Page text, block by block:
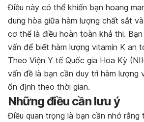
Điều này có thể khiến bạn hoang
dung hòa giữa hàm lượng chất sắt
cơ thể là điều hoàn toàn khả thi.
vấn để biết hàm lượng vitamin K an
Theo Viện Y tế Quốc gia Hoa Kỳ
vấn đề là bạn cần duy trì hàm lượng
ổn định theo thời gian.
Những điều cần lưu ý
Điều quan trọng là bạn cần nhớ rằng